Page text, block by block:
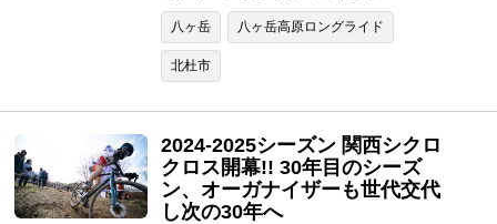
八ヶ岳 八ヶ岳高原ロングライド
北杜市
2024-2025シーズン 関西シクロ
クロス開幕!! 30年目のシーズ
ン、オーガナイザーも世代交代
し次の30年へ